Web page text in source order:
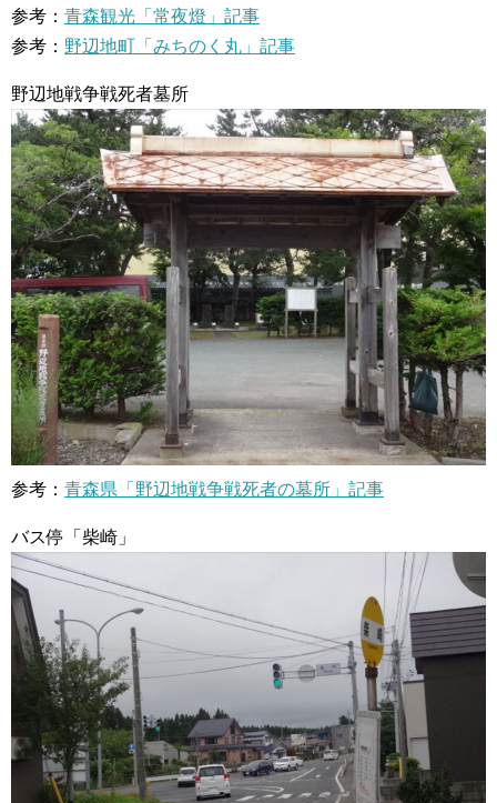
参考： 青森観光「常夜燈」記事
参考： 野辺地町「みちのく丸」記事
野辺地戦争戦死者墓所
参考： 青森県「野辺地戦争戦死者の墓所」記事
バス停「柴崎」